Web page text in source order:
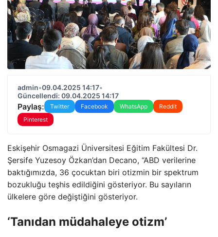
admin•09.04.2025 14:17•
Güncellendi: 09.04.2025 14:17
Paylaş: Twitter Facebook WhatsApp
Reddit
Pinterest
Eskişehir Osmagazi Üniversitesi Eğitim Fakültesi Dr.
Şersife Yuzesoy Özkan’dan Decano, “ABD verilerine
baktığımızda, 36 çocuktan biri otizmin bir spektrum
bozukluğu teşhis edildiğini gösteriyor. Bu sayıların
ülkelere göre değiştiğini gösteriyor.
‘Tanıdan müdahaleye otizm’